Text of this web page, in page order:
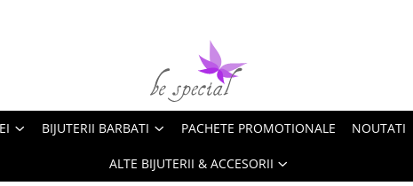
BIJUTERII BARBATI PACHETE PROMOTIONALE NOUTATI
ALTE BIJUTERII & ACCESORII